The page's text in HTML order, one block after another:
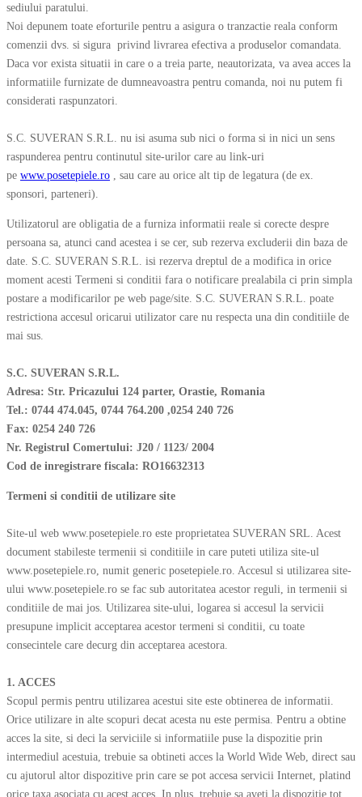
sediului paratului.
Noi depunem toate eforturile pentru a asigura o tranzactie reala conform
comenzii dvs. si sigura privind livrarea efectiva a produselor comandata.
Daca vor exista situatii in care o a treia parte, neautorizata, va avea acces la
informatiile furnizate de dumneavoastra pentru comanda, noi nu putem fi
considerati raspunzatori.
S.C. SUVERAN S.R.L. nu isi asuma sub nici o forma si in nici un sens
raspunderea pentru continutul site-urilor care au link-uri
pe www.posetepiele.ro , sau care au orice alt tip de legatura (de ex.
sponsori, parteneri).
Utilizatorul are obligatia de a furniza informatii reale si corecte despre
persoana sa, atunci cand acestea i se cer, sub rezerva excluderii din baza de
date. S.C. SUVERAN S.R.L. isi rezerva dreptul de a modifica in orice
moment acesti Termeni si conditii fara o notificare prealabila ci prin simpla
postare a modificarilor pe web page/site. S.C. SUVERAN S.R.L. poate
restrictiona accesul oricarui utilizator care nu respecta una din conditiile de
mai sus.
S.C. SUVERAN S.R.L.
Adresa: Str. Pricazului 124 parter, Orastie, Romania
Tel.: 0744 474.045, 0744 764.200 ,0254 240 726
Fax: 0254 240 726
Nr. Registrul Comertului: J20 / 1123/ 2004
Cod de inregistrare fiscala: RO16632313
Termeni si conditii de utilizare site
Site-ul web www.posetepiele.ro este proprietatea SUVERAN SRL. Acest
document stabileste termenii si conditiile in care puteti utiliza site-ul
www.posetepiele.ro, numit generic posetepiele.ro. Accesul si utilizarea site-
ului www.posetepiele.ro se fac sub autoritatea acestor reguli, in termenii si
conditiile de mai jos. Utilizarea site-ului, logarea si accesul la servicii
presupune implicit acceptarea acestor termeni si conditii, cu toate
consecintele care decurg din acceptarea acestora.
1. ACCES
Scopul permis pentru utilizarea acestui site este obtinerea de informatii.
Orice utilizare in alte scopuri decat acesta nu este permisa. Pentru a obtine
acces la site, si deci la serviciile si informatiile puse la dispozitie prin
intermediul acestuia, trebuie sa obtineti acces la World Wide Web, direct sau
cu ajutorul altor dispozitive prin care se pot accesa servicii Internet, platind
orice taxa asociata cu acest acces. In plus, trebuie sa aveti la dispozitie tot